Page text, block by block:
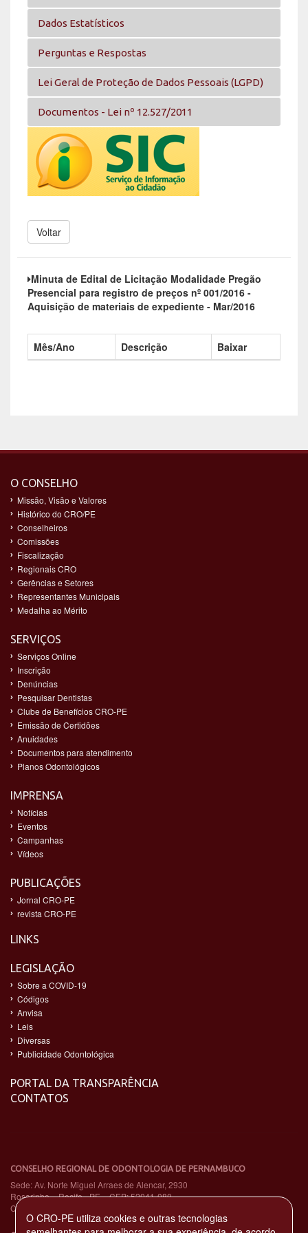
Dados Estatísticos
Perguntas e Respostas
Lei Geral de Proteção de Dados Pessoais (LGPD)
Documentos - Lei nº 12.527/2011
Voltar
Minuta de Edital de Licitação Modalidade Pregão
Presencial para registro de preços nº 001/2016 -
Aquisição de materiais de expediente - Mar/2016
Mês/Ano Descrição Baixar
O CONSELHO
Missão, Visão e Valores
Histórico do CRO/PE
Conselheiros
Comissões
Fiscalização
Regionais CRO
Gerências e Setores
Representantes Municipais
Medalha ao Mérito
SERVIÇOS
Serviços Online
Inscrição
Denúncias
Pesquisar Dentistas
Clube de Benefícios CRO-PE
Emissão de Certidões
Anuidades
Documentos para atendimento
Planos Odontológicos
IMPRENSA
Notícias
Eventos
Campanhas
Vídeos
PUBLICAÇÕES
Jornal CRO-PE
revista CRO-PE
LINKS
LEGISLAÇÃO
Sobre a COVID-19
Códigos
Anvisa
Leis
Diversas
Publicidade Odontológica
PORTAL DA TRANSPARÊNCIA
CONTATOS
CONSELHO REGIONAL DE ODONTOLOGIA DE PERNAMBUCO
Sede: Av. Norte Miguel Arraes de Alencar, 2930
Rosarinho – Recife - PE – CEP: 52041-080
CNPJ: 11.735.263/0001-65
O CRO-PE utiliza cookies e outras tecnologias